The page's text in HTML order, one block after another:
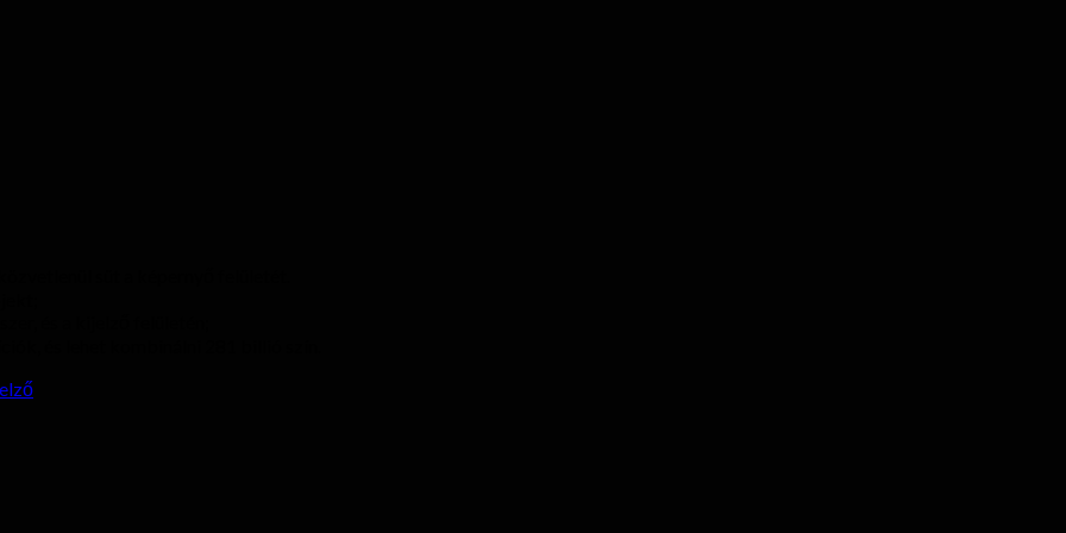
süt a képernyő felületét.
és a kijelző felületén;
és lehet kombinálni 281 billió szín.